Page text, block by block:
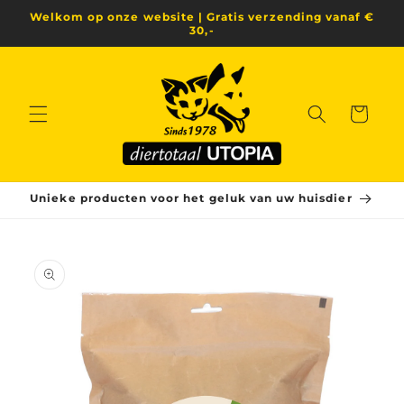
naar de
Welkom op onze website | Gratis verzending vanaf €
30,-
Winkelwagen
Unieke producten voor het geluk van uw huisdier